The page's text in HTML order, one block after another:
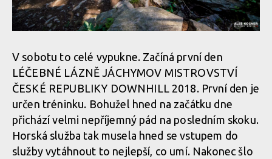
V sobotu to celé vypukne. Začíná první den
LÉČEBNÉ LÁZNĚ JÁCHYMOV MISTROVSTVÍ
ČESKÉ REPUBLIKY DOWNHILL 2018. První den je
určen tréninku. Bohužel hned na začátku dne
přichází velmi nepříjemný pád na posledním skoku.
Horská služba tak musela hned se vstupem do
služby vytáhnout to nejlepší, co umí. Nakonec šlo